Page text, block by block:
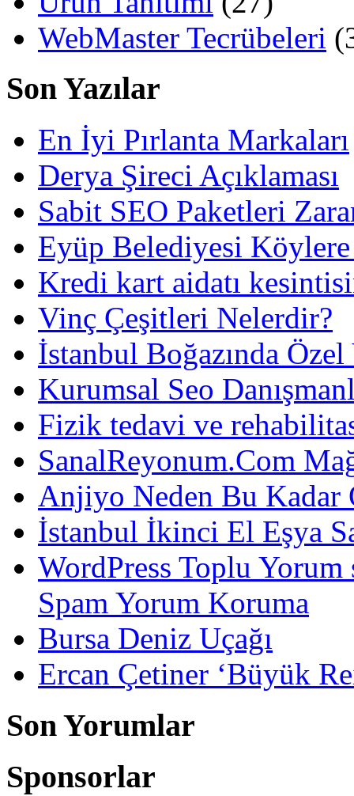
WebMaster Tecrübeleri
Son Yazılar
En İyi Pırlanta Markaları
Derya Şireci Açıklaması
Sabit SEO Paketleri
Eyüp Belediyesi
Kredi kart aidatı
Vinç Çeşitleri Nelerdir?
İstanbul Boğazında
Kurumsal Seo
Fizik tedavi ve
SanalReyonum.Com
Anjiyo Neden Bu Kadar
İstanbul İkinci El Eşya
WordPress Toplu
Spam Yorum Koruma
Bursa Deniz Uçağı
Ercan Çetiner ‘Büyük
Son Yorumlar
Sponsorlar